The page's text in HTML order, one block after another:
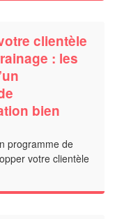
clientèle
: les
bien
programme de
votre clientèle